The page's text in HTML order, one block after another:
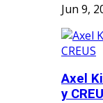
Jun 9,
Axel
y